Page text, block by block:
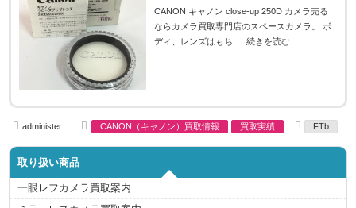
CANON キャノン close-up 250D カメラ売る
ならカメラ買取専門店のスペースカメラ。 ボ
ディ、レンズはもち …続きを読む
A
u
o
administer
C
a
r
i
e
CANON（キャノン）買取情報 買取実績
T
a
FTb
取り扱い商品
一眼レフカメラ買取案内